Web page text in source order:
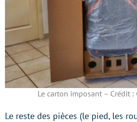
Le carton imposant – Crédit :
Le reste des pièces (le pied, les